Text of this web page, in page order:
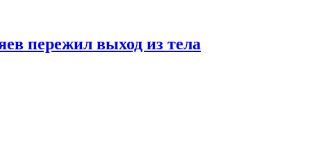
пережил выход из тела